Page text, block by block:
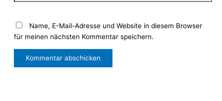
Name, E-Mail-Adresse und Website in diesem Browser
für meinen nächsten Kommentar speichern.